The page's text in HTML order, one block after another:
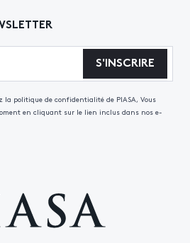
S'INSCRIRE
la politique de confidentialité de PIASA, Vous
en cliquant sur le lien inclus dans nos e-